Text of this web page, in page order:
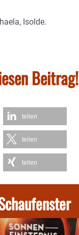
Isolde.
Beitrag!
teilen
teilen
teilen